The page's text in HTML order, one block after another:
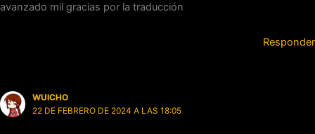
avanzado mil gracias por la traducción
Responder
WUICHO
22 DE FEBRERO DE 2024 A LAS 18:05